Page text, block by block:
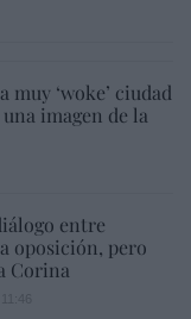
‘woke’ ciudad
imagen de la
entre
oposición, pero
Corina